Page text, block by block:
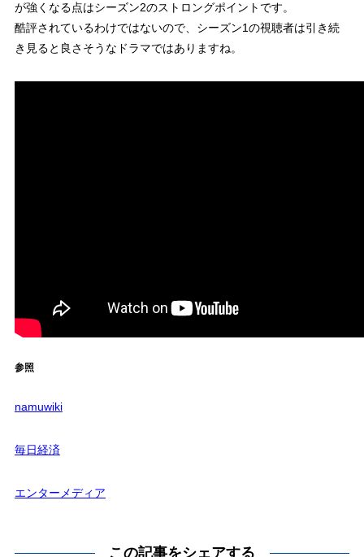
が強くなる点はシーズン2のストロングポイントです。
酷評されているわけではないので、シーズン1の視聴者は引き続
き見ると良さそうなドラマではありますね。
参照
namuwiki
毎日経済
エンターメディア
この記事をシェアする